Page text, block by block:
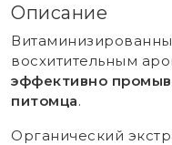
Описание
восхитительным
эффективно
питомца.
Органический